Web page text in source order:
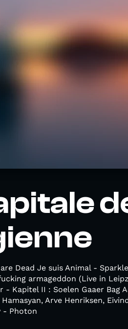
Dead Je suis Animal -
armageddon (Live in
- Kapitel II : Soelen Gaaer Bag
Arve Henriksen,
- Photon